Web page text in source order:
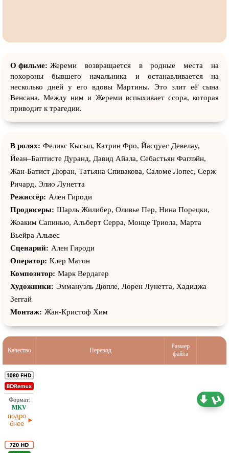
О фильме: Жереми возвращается в родные места на
похороны бывшего начальника и останавливается на
несколько дней у его вдовы Мартины. Это злит её̈ сына
Венсана. Между ним и Жереми вспыхивает ссора, которая
приводит к трагедии.
В ролях: Феликс Кысыл, Катрин Фро, Йаcqуес Девелаy,
Йеан–Баптисте Дуранд, Давид Айала, Себастьян Фаглэйн,
Жан-Батист Дюран, Татьяна Спивакова, Саломе Лопес, Серж
Ричард, Элио Лунетта
Режиссёр: Ален Гироди
Продюсеры: Шарль Жилибер, Оливье Пер, Нина Порецки,
Жоаким Сапинью, Альберт Серра, Монце Триола, Марта
Вьейра Альвес
Сценарий: Ален Гироди
Оператор: Клер Матон
Композитор: Марк Вердагер
Художники: Эммануэль Дюпле, Лорен Лунетта, Хадиджа
Зеггай
Монтаж: Жан-Кристоф Хим
Качество Перевод
Размер
файла
подро
бнее